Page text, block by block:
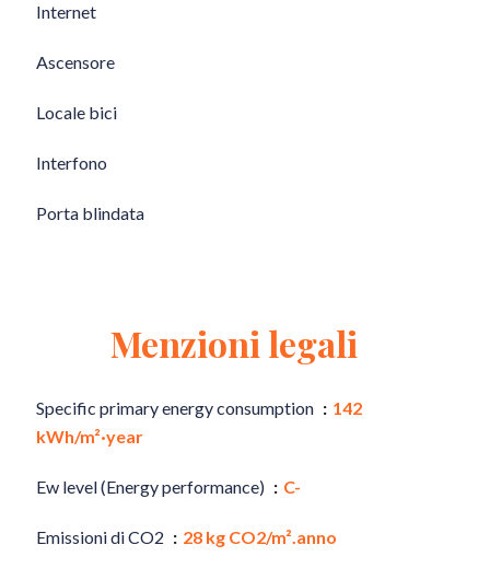
Internet
Ascensore
Locale bici
Interfono
Porta blindata
Menzioni legali
Specific primary energy consumption
142
kWh/m²·year
Ew level (Energy performance) C-
Emissioni di CO2 28 kg CO2/m².anno